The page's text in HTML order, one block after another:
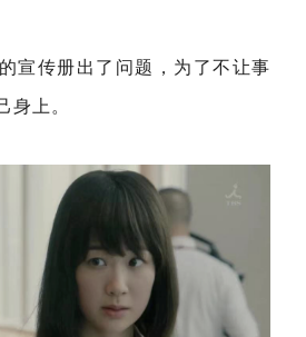
宣传册出了问题，为了不让事
身上。